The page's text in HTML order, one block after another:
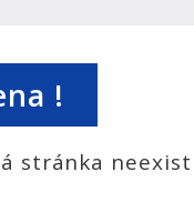
!
stránka